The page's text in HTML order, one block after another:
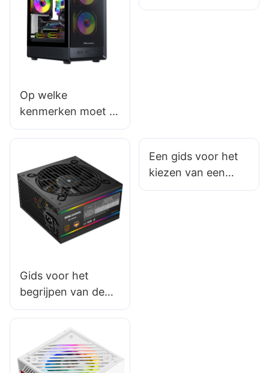
Op welke
kenmerken moet je
letten bij een
gaming-pc-
behuizing?
per leverancier van
Gids voor het
begrijpen van de
veiligheidscertificer
voedingen
Een gids voor het
kiezen van een
gaming-pc-